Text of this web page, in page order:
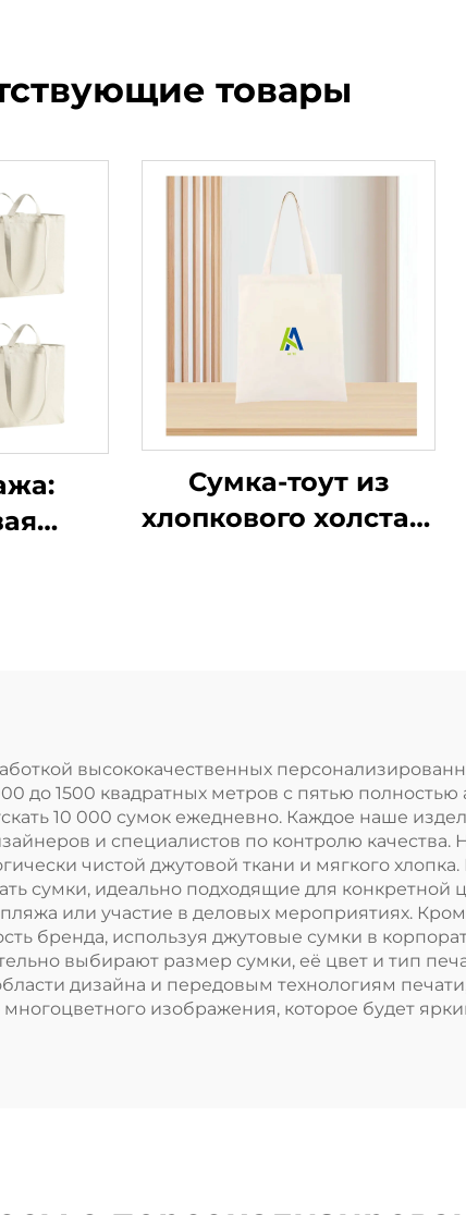
товары
Сумка-тоут из
хлопкового холста и
с логотипом, в
подарок
высококачественных
до 1500 квадратных метров с пятью
10 000 сумок ежедневно. Каждое наше
и специалистов по контролю
чистой джутовой ткани и мягкого
сумки, идеально подходящие для
или участие в деловых мероприятиях.
бренда, используя джутовые сумки в
выбирают размер сумки, её цвет и тип
дизайна и передовым технологиям
изображения, которое будет